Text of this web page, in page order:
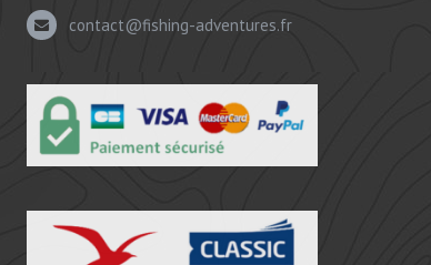
contact@fishing-adventures.fr